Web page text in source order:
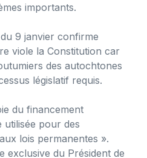
importants.
9 janvier confirme
viole la Constitution car
des autochtones
législatif requis.
du financement
utilisée pour des
lois permanentes ».
exclusive du Président de